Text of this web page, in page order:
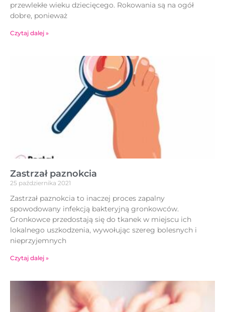
przewlekłe wieku dziecięcego. Rokowania są na ogół
dobre, ponieważ
Czytaj dalej »
Zastrzał paznokcia
25 października 2021
Zastrzał paznokcia to inaczej proces zapalny
spowodowany infekcją bakteryjną gronkowców.
Gronkowce przedostają się do tkanek w miejscu ich
lokalnego uszkodzenia, wywołując szereg bolesnych i
nieprzyjemnych
Czytaj dalej »